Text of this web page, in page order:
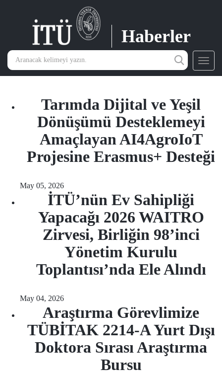
Haberler
Tarımda Dijital ve Yeşil
Dönüşümü Desteklemeyi
Amaçlayan AI4AgroIoT
Projesine Erasmus+ Desteği
May 05, 2026
İTÜ’nün Ev Sahipliği
Yapacağı 2026 WAITRO
Zirvesi, Birliğin 98’inci
Yönetim Kurulu
Toplantısı’nda Ele Alındı
May 04, 2026
Araştırma Görevlimize
TÜBİTAK 2214-A Yurt Dışı
Doktora Sırası Araştırma
Bursu